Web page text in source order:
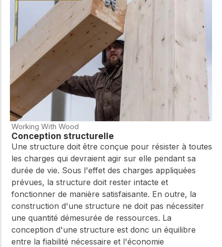
Working With Wood
Conception structurelle
Une structure doit être conçue pour résister à toutes
les charges qui devraient agir sur elle pendant sa
durée de vie. Sous l'effet des charges appliquées
prévues, la structure doit rester intacte et
fonctionner de manière satisfaisante. En outre, la
construction d'une structure ne doit pas nécessiter
une quantité démesurée de ressources. La
conception d'une structure est donc un équilibre
entre la fiabilité nécessaire et l'économie